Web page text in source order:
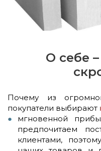
О себе
Почему из
покупатели выбирают
мгновенной
предпочитаем
клиентами,